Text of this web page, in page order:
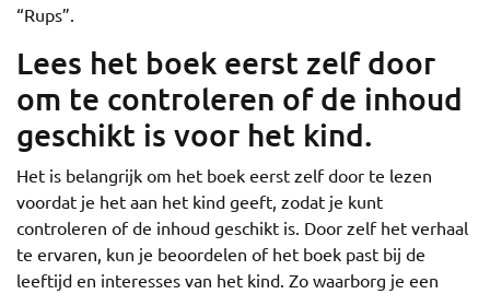
“Rups”.
Lees het boek eerst zelf door
om te controleren of de inhoud
geschikt is voor het kind.
Het is belangrijk om het boek eerst zelf door te lezen
voordat je het aan het kind geeft, zodat je kunt
controleren of de inhoud geschikt is. Door zelf het verhaal
te ervaren, kun je beoordelen of het boek past bij de
leeftijd en interesses van het kind. Zo waarborg je een